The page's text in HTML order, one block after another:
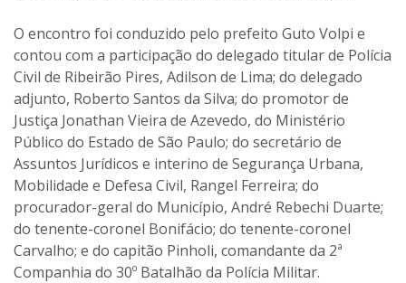
O encontro foi conduzido pelo prefeito Guto Volpi e
contou com a participação do delegado titular de Polícia
Civil de Ribeirão Pires, Adilson de Lima; do delegado
adjunto, Roberto Santos da Silva; do promotor de
Justiça Jonathan Vieira de Azevedo, do Ministério
Público do Estado de São Paulo; do secretário de
Assuntos Jurídicos e interino de Segurança Urbana,
Mobilidade e Defesa Civil, Rangel Ferreira; do
procurador-geral do Município, André Rebechi Duarte;
do tenente-coronel Bonifácio; do tenente-coronel
Carvalho; e do capitão Pinholi, comandante da 2ª
Companhia do 30º Batalhão da Polícia Militar.